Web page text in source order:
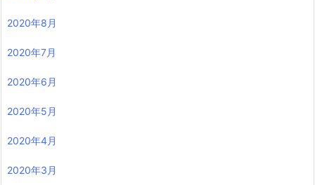
2020年8月
2020年7月
2020年6月
2020年5月
2020年4月
2020年3月